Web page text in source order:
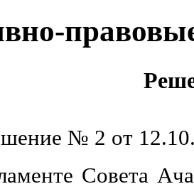
№ 2 от
Совета